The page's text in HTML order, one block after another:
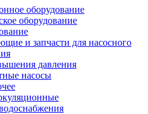
оборудование
оборудование
и запчасти для насосного
давления
насосы